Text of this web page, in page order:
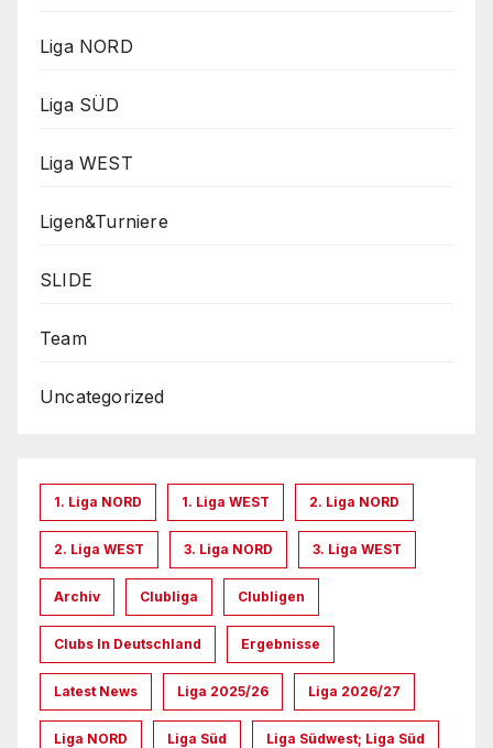
Liga NORD
Liga SÜD
Liga WEST
Ligen&Turniere
SLIDE
Team
Uncategorized
1. Liga NORD 1. Liga WEST 2. Liga NORD
2. Liga WEST 3. Liga NORD 3. Liga WEST
Archiv Clubliga Clubligen
Clubs In Deutschland Ergebnisse
Latest News Liga 2025/26 Liga 2026/27
Liga NORD Liga Süd Liga Südwest; Liga Süd